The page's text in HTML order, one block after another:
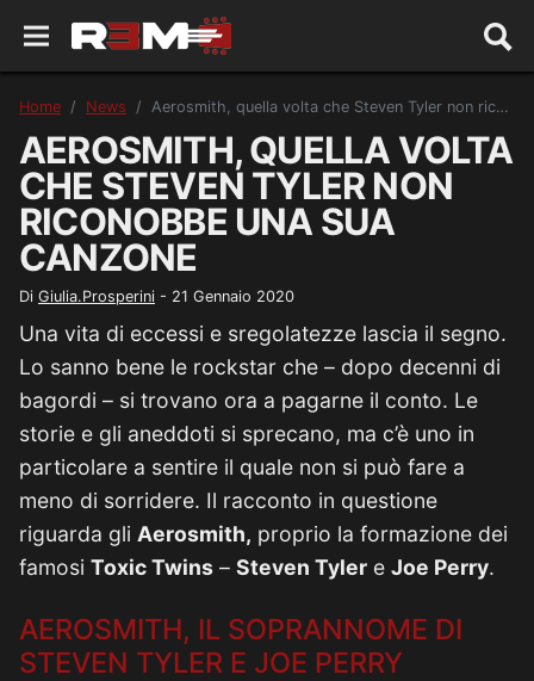
Home News Aerosmith, quella volta che Steven Tyler non riconobbe una sua canzone
AEROSMITH, QUELLA VOLTA
CHE STEVEN TYLER NON
RICONOBBE UNA SUA
CANZONE
Di Giulia.Prosperini - 21 Gennaio 2020
Una vita di eccessi e sregolatezze lascia il segno.
Lo sanno bene le rockstar che – dopo decenni di
bagordi – si trovano ora a pagarne il conto. Le
storie e gli aneddoti si sprecano, ma c’è uno in
particolare a sentire il quale non si può fare a
meno di sorridere. Il racconto in questione
riguarda gli Aerosmith, proprio la formazione dei
famosi Toxic Twins – Steven Tyler e Joe Perry.
AEROSMITH, IL SOPRANNOME DI
STEVEN TYLER E JOE PERRY